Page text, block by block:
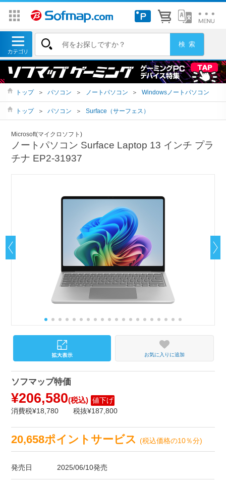
トップ ＞ パソコン ＞ ノートパソコン ＞ Windowsノートパソコン
トップ ＞ パソコン ＞ Surface（サーフェス）
Microsoft(マイクロソフト)
ノートパソコン Surface Laptop 13 インチ プラ
チナ EP2-31937
お気に入りに追加
ソフマップ特価
¥206,580(税込) 値下げ
消費税¥18,780
税抜¥187,800
20,658ポイントサービス(税込価格の10％分)
発売日 2025/06/10発売